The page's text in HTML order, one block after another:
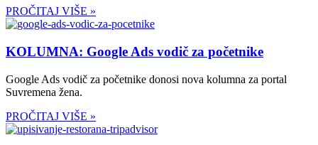
PROČITAJ VIŠE »
KOLUMNA: Google Ads vodič za početnike
Google Ads vodič za početnike donosi nova kolumna za portal
Suvremena žena.
PROČITAJ VIŠE »